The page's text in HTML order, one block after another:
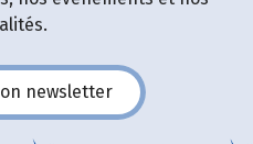
newsletter